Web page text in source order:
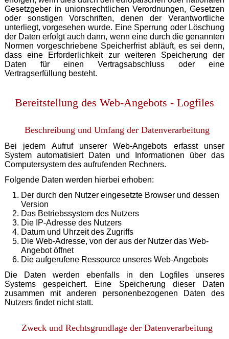
Gesetzgeber in unionsrechtlichen Verordnungen, Gesetzen
oder sonstigen Vorschriften, denen der Verantwortliche
unterliegt, vorgesehen wurde. Eine Sperrung oder Löschung
der Daten erfolgt auch dann, wenn eine durch die genannten
Normen vorgeschriebene Speicherfrist abläuft, es sei denn,
dass eine Erforderlichkeit zur weiteren Speicherung der
Daten für einen Vertragsabschluss oder eine
Vertragserfüllung besteht.
Bereitstellung des Web-Angebots - Logfiles
Beschreibung und Umfang der Datenverarbeitung
Bei jedem Aufruf unserer Web-Angebots erfasst unser
System automatisiert Daten und Informationen über das
Computersystem des aufrufenden Rechners.
Folgende Daten werden hierbei erhoben:
Der durch den Nutzer eingesetzte Browser und dessen
Version
Das Betriebssystem des Nutzers
Die IP-Adresse des Nutzers
Datum und Uhrzeit des Zugriffs
Die Web-Adresse, von der aus der Nutzer das Web-
Angebot öffnet
Die aufgerufene Ressource unseres Web-Angebots
Die Daten werden ebenfalls in den Logfiles unseres
Systems gespeichert. Eine Speicherung dieser Daten
zusammen mit anderen personenbezogenen Daten des
Nutzers findet nicht statt.
Zweck und Rechtsgrundlage der Datenverarbeitung